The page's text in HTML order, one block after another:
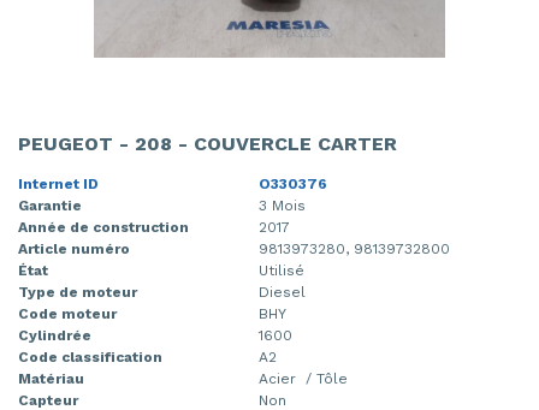
PEUGEOT - 208 - COUVERCLE CARTER
Internet ID
O330376
Garantie
3 Mois
Année de construction
2017
Article numéro
9813973280, 98139732800
État
Utilisé
Type de moteur
Diesel
Code moteur
BHY
Cylindrée
1600
Code classification
A2
Matériau
Acier / Tôle
Capteur
Non